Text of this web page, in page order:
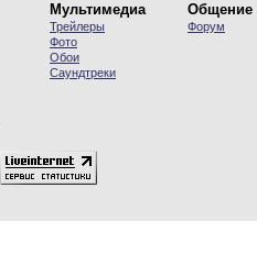
Мультимедиа
Трейлеры
Фото
Обои
Саундтреки
Общение
Форум